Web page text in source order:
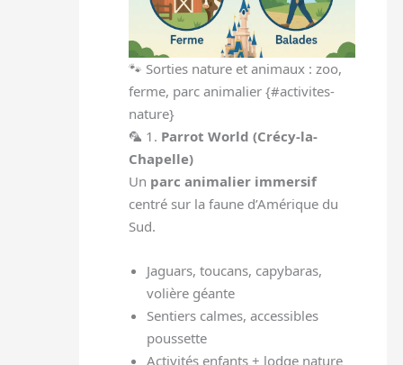
🐾 Sorties nature et animaux : zoo,
ferme, parc animalier {#activites-
nature}
🦜 1. Parrot World (Crécy-la-
Chapelle)
Un parc animalier immersif
centré sur la faune d’Amérique du
Sud.
Jaguars, toucans, capybaras,
volière géante
Sentiers calmes, accessibles
poussette
Activités enfants + lodge nature